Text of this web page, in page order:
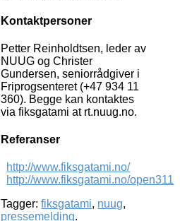
Kontaktpersoner
Petter Reinholdtsen, leder av
NUUG og Christer
Gundersen, seniorrådgiver i
Friprogsenteret (+47 934 11
360). Begge kan kontaktes
via fiksgatami at rt.nuug.no.
Referanser
http://www.fiksgatami.no/
http://www.fiksgatami.no/open311
Tagger:fiksgatami, nuug,
pressemelding.